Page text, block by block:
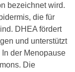
bezeichnet wird.
die für
DHEA fördert
und unterstützt
der Menopause
Die